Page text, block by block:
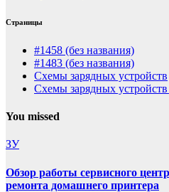
Страницы
#1458 (без названия)
#1483 (без названия)
Схемы зарядных устройств
Схемы зарядных устройств
You missed
ЗУ
Обзор работы сервисного
ремонта домашнего принтера